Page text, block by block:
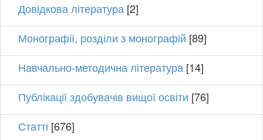
Довідкова література [2]
Монографії, розділи з монографій [89]
Навчально-методична література [14]
Публікації здобувачів вищої освіти [76]
Статті [676]